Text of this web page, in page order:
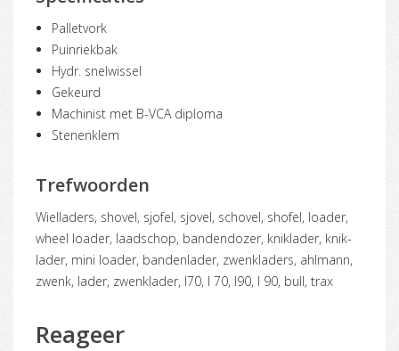
Palletvork
Puinriekbak
Hydr. snelwissel
Gekeurd
Machinist met B-VCA diploma
Stenenklem
Trefwoorden
wielladers, shovel, sjofel, sjovel, schovel, shofel, loader,
wheel loader, laadschop, bandendozer, kniklader, knik-
lader, mini loader, bandenlader, zwenkladers, ahlmann,
zwenk, lader, zwenklader, l70, l 70, l90, l 90, bull, trax
Reageer